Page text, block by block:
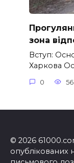
зона
Вступ:
Харкова
0 56
© 2026
опублікованих